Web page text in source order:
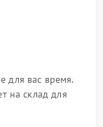
для вас время.
на склад для